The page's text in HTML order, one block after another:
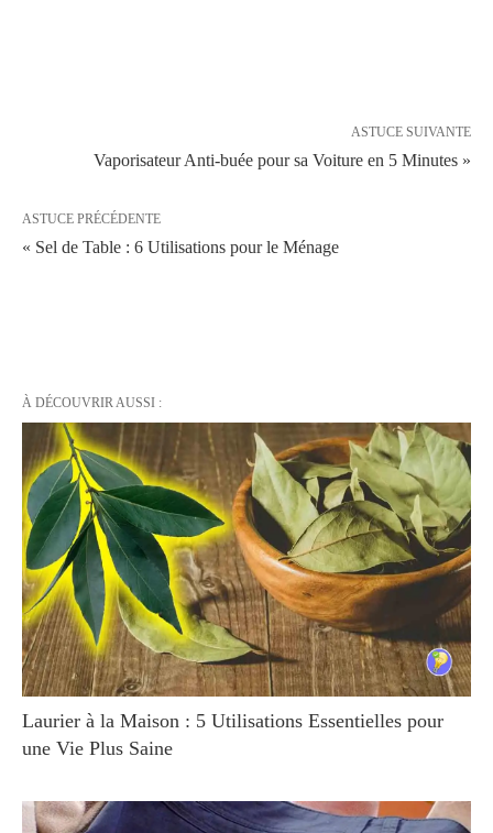
ASTUCE SUIVANTE
Vaporisateur Anti-buée pour sa Voiture en 5 Minutes »
ASTUCE PRÉCÉDENTE
« Sel de Table : 6 Utilisations pour le Ménage
À DÉCOUVRIR AUSSI :
Laurier à la Maison : 5 Utilisations Essentielles pour
une Vie Plus Saine